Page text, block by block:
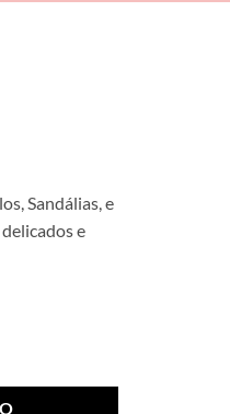
Sandálias, e
e